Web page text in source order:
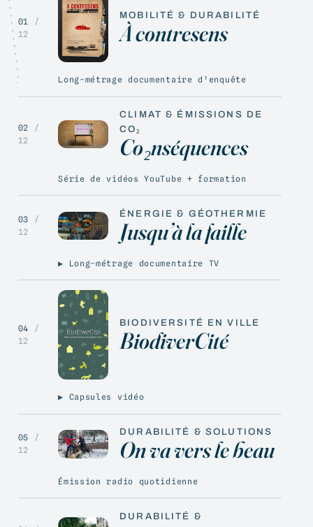
01
/
12
MOBILITÉ & DURABILITÉ
À contresens
Long-métrage documentaire d’enquête
02 /
12
CLIMAT & ÉMISSIONS DE
CO₂
Co₂nséquences
Série de vidéos YouTube + formation
03 /
12
ÉNERGIE & GÉOTHERMIE
Jusqu’à la faille
▶ Long-métrage documentaire TV
04 /
12
BIODIVERSITÉ EN VILLE
BiodiverCité
▶ Capsules vidéo
05 /
12
DURABILITÉ & SOLUTIONS
On va vers le beau
Émission radio quotidienne
DURABILITÉ &